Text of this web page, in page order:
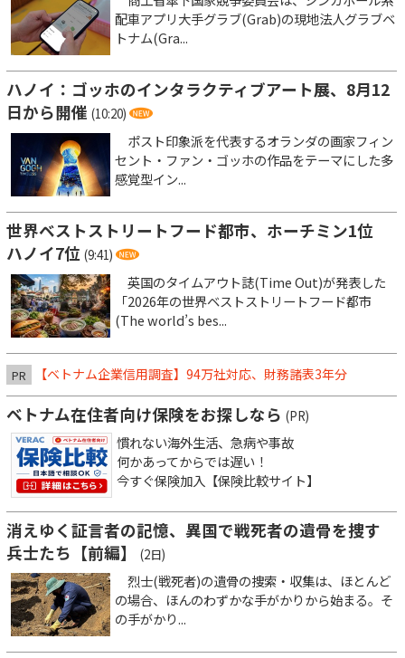
配車アプリ大手グラブ(Grab)の現地法人グラブベ
トナム(Gra...
ハノイ：ゴッホのインタラクティブアート展、8月12
日から開催 (10:20)
ポスト印象派を代表するオランダの画家フィン
セント・ファン・ゴッホの作品をテーマにした多
感覚型イン...
世界ベストストリートフード都市、ホーチミン1位
ハノイ7位 (9:41)
英国のタイムアウト誌(Time Out)が発表した
「2026年の世界ベストストリートフード都市
(The world’s bes...
PR 【ベトナム企業信用調査】94万社対応、財務諸表3年分
ベトナム在住者向け保険をお探しなら (PR)
慣れない海外生活、急病や事故
何かあってからでは遅い！
今すぐ保険加入【保険比較サイト】
消えゆく証言者の記憶、異国で戦死者の遺骨を捜す
兵士たち【前編】
(2日)
烈士(戦死者)の遺骨の捜索・収集は、ほとんど
の場合、ほんのわずかな手がかりから始まる。そ
の手がかり...